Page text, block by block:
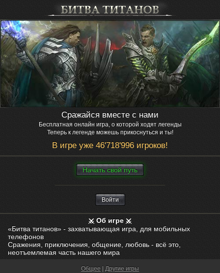
Сражайся вместе с нами
Бесплатная онлайн игра, о которой ходят легенды
Теперь к легенде можешь прикоснуться и ты!
В игре уже 46'718'996 игроков!
Нaчaть свой путь
Войти
Об игре
«Битва титанов» - захватывающая игра, для мобильных
телефонов
Сражения, приключения, общение, любовь - всё это,
неотъемлемая часть нашего мира
Общее Другие игры